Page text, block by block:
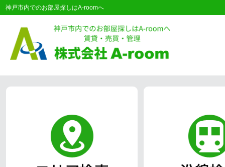
神戸市内でのお部屋探しはA-roomへ